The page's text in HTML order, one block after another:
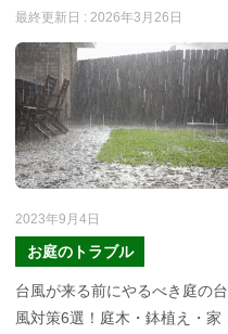
最終更新日 : 2026年3月26日
2023年9月4日
お庭のトラブル
台風が来る前にやるべき庭の台
風対策6選！庭木・鉢植え・家